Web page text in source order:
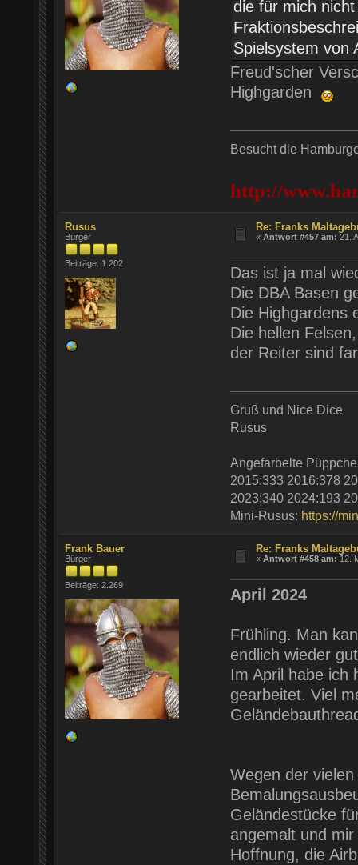
die für mich
Spielsystem von
Freud'scher
Highgarden
Besucht die
http://
Rusus
Bürger
Beiträge: 1.202
Re: Franks
«Antwort #457 am: 21.
Das ist ja mal
Die DBA Basen
Die Highgardens
Die hellen
der Reiter sind
Gruß und Nice Dice
Rusus
Angefarbelte
2015:333 2016:378
2023:340 2024:193
Mini-Rusus: https://
Frank Bauer
Bürger
Beiträge: 2.269
Re: Franks
«Antwort #458 am: 12.
April 2024
Frühling. Man
endlich wieder
Im April habe ich
gearbeitet. Viel
Wegen der
Geländestücke
angemalt und
Hoffnung, die